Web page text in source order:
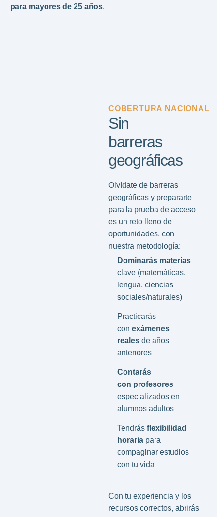
para mayores de 25 años.
COBERTURA NACIONAL
Sin
barreras
geográficas
Olvídate de barreras
geográficas y prepararte
para la prueba de acceso
es un reto lleno de
oportunidades, con
nuestra metodología:
Dominarás materias
clave (matemáticas,
lengua, ciencias
sociales/naturales)
Practicarás
con exámenes
realesde años
anteriores
Contarás
con profesores
especializados en
alumnos adultos
Tendrás flexibilidad
horariapara
compaginar estudios
con tu vida
Con tu experiencia y los
recursos correctos, abrirás